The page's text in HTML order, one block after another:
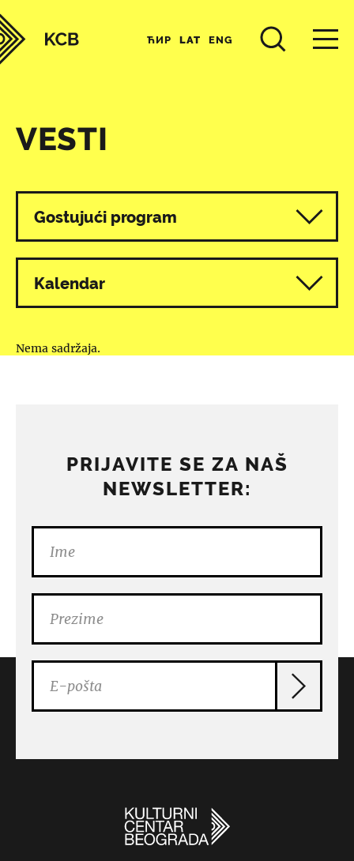
ЋИР LAT ENG
VESTI
Svi programi
Gostujući program
Kalendar
Nema sadržaja.
PRIJAVITE SE ZA NAŠ
NEWSLETTER: